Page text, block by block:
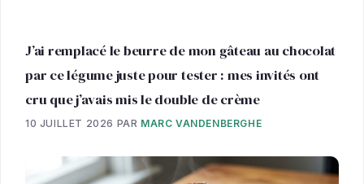
J’ai remplacé le beurre de mon gâteau au chocolat
par ce légume juste pour tester : mes invités ont
cru que j’avais mis le double de crème
10 JUILLET 2026 PAR MARC VANDENBERGHE